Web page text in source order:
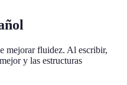
mejorar fluidez. Al escribir,
y las estructuras